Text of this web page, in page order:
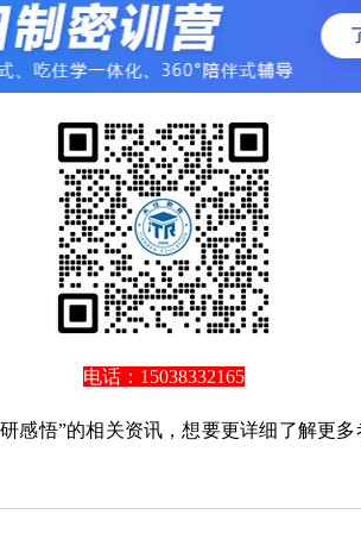
电话：15038332165
感悟”的相关资讯，想要更详细了解更